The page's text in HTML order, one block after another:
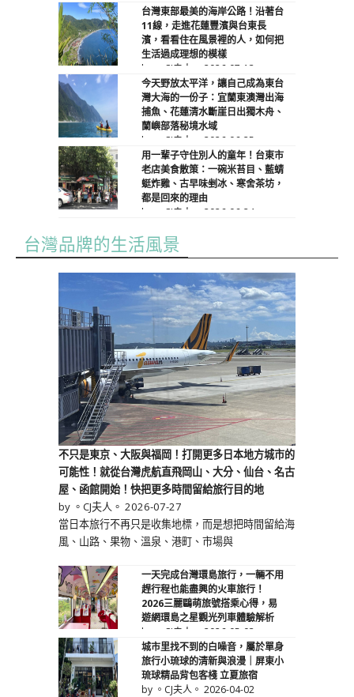
台灣東部最美的海岸公路！沿著台
11線，走進花蓮豐濱與台東長
濱，看看住在風景裡的人，如何把
生活過成理想的模樣
by 。CJ夫人。 2026-07-13
今天野放太平洋，讓自己成為東台
灣大海的一份子：宜蘭東澳灣出海
捕魚、花蓮清水斷崖日出獨木舟、
蘭嶼部落秘境水域
by 。CJ夫人。 2026-06-25
用一輩子守住別人的童年！台東市
老店美食散策：一碗米苔目、藍蜻
蜓炸雞、古早味剉冰、寒舍茶坊，
都是回來的理由
by 。CJ夫人。 2026-06-24
台灣品牌的生活風景
不只是東京、大阪與福岡！打開更多日本地方城市的
可能性！就從台灣虎航直飛岡山、大分、仙台、名古
屋、函館開始！快把更多時間留給旅行目的地
by 。CJ夫人。 2026-07-27
當日本旅行不再只是收集地標，而是想把時間留給海
風、山路、果物、溫泉、港町、市場與
一天完成台灣環島旅行，一輛不用
趕行程也能盡興的火車旅行！
2026三麗鷗萌旅號搭乘心得，易
遊網環島之星觀光列車體驗解析
by 。CJ夫人。 2026-05-03
城市里找不到的白噪音，屬於單身
旅行小琉球的清新與浪漫｜屏東小
琉球精品背包客棧 立夏旅宿
by 。CJ夫人。 2026-04-02